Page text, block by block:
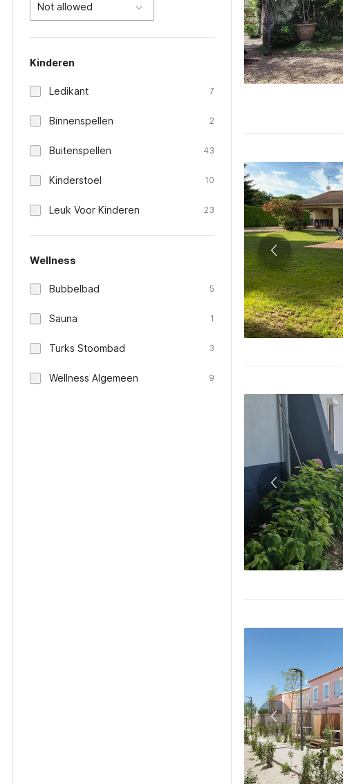
Not allowed
Kinderen
Ledikant 7
Binnenspellen 2
Buitenspellen 43
Kinderstoel 10
Leuk Voor Kinderen 23
Wellness
Bubbelbad 5
Sauna 1
Turks Stoombad 3
Wellness Algemeen 9